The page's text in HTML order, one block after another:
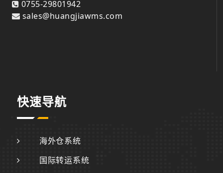
0755-29801942
sales@huangjiawms.com
快速导航
海外仓系统
国际转运系统